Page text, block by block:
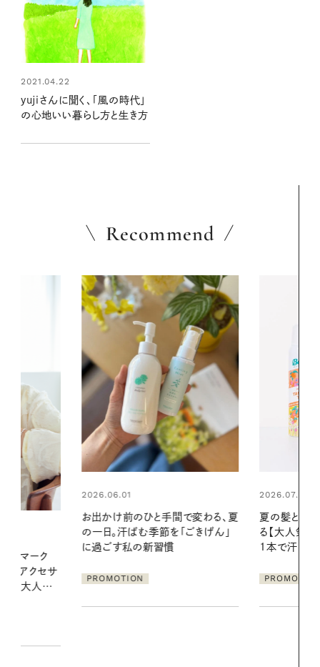
2021.04.22
yujiさんに聞く、「風の時代」
の心地いい暮らし方と生き方
Recommend
2026.07.24
夏の髪と心が瞬時にリフレッシュす
る【大人気のドライシャンプー】 この
1本で汗ばむ季節も一日中心地よく
PROMOTION
2026.06.01
真夏に向け
やりジェルと
地よくうるお